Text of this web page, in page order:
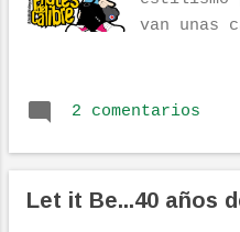
van unas
2 comentarios
Let it Be...40 años